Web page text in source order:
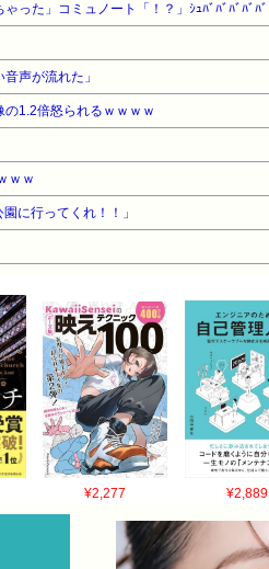
った」コミュノート「！？」ｼｭﾊﾞﾊﾞﾊﾞﾊﾞﾊﾞ
声が流れた」
の1.2倍怒られるｗｗｗｗ
ｗｗ
に行ってくれ！！」
¥2,277 ¥2,889